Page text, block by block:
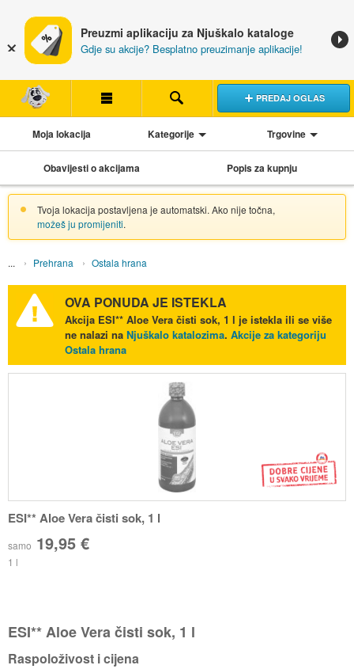
Preuzmi aplikaciju za Njuškalo kataloge
Gdje su akcije? Besplatno preuzimanje aplikacije!
PREDAJ OGLAS
Moja lokacija Kategorije Trgovine
Obavijesti o akcijama Popis za kupnju
Tvoja lokacija postavljena je automatski. Ako nije točna,
možeš ju promijeniti.
Prehrana Ostala hrana
OVA PONUDA JE ISTEKLA
Akcija ESI** Aloe Vera čisti sok, 1 l je istekla ili se više
ne nalazi na Njuškalo katalozima. Akcije za kategoriju
Ostala hrana
ESI** Aloe Vera čisti sok, 1 l
samo 19,95 €
1 l
ESI** Aloe Vera čisti sok, 1 l
Raspoloživost i cijena